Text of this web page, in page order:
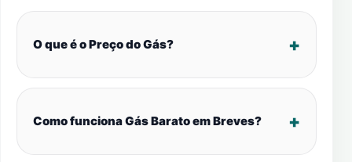
O que é o Preço do Gás?
Como funciona Gás Barato em Breves?